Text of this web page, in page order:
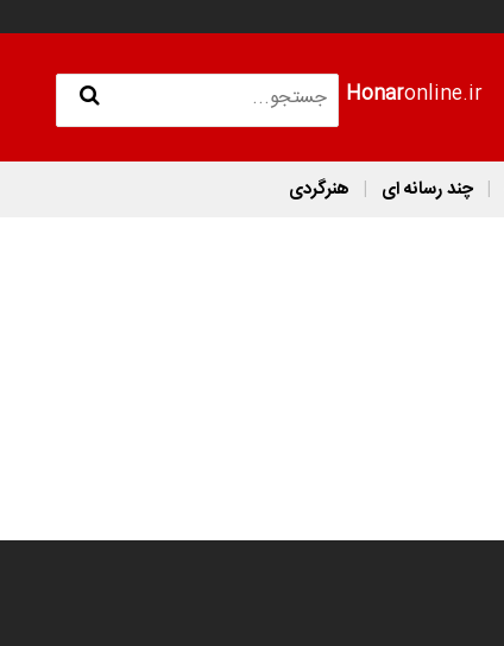
Honaronline.ir
چند رسانه ای هنرگردی